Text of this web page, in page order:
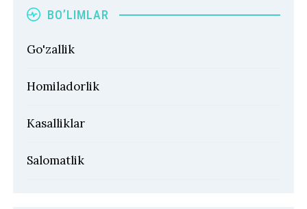
BO’LIMLAR
Go'zallik
Homiladorlik
Kasalliklar
Salomatlik